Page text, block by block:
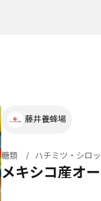
藤井養蜂場
糖類 ハチミツ・シロ
メキシコ産オ